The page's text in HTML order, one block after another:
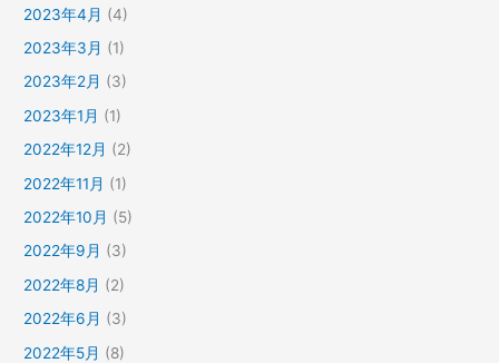
2023年4月 (4)
2023年3月 (1)
2023年2月 (3)
2023年1月 (1)
2022年12月 (2)
2022年11月 (1)
2022年10月 (5)
2022年9月 (3)
2022年8月 (2)
2022年6月 (3)
2022年5月 (8)